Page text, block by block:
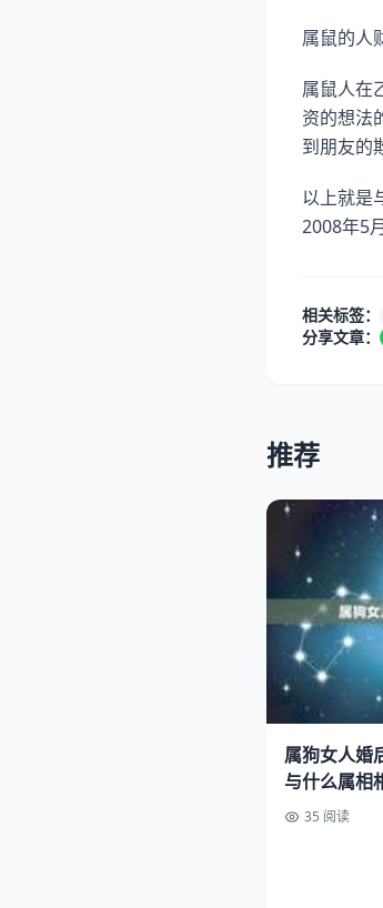
属鼠的人
属鼠人在
资的想法
到朋友的
以上就是
2008年5
相关标签：
分享文章：
推荐
属狗女人婚
与什么属相
35 阅读